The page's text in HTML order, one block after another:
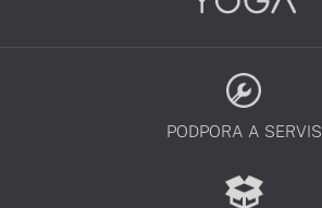
PODPORA A SERVIS